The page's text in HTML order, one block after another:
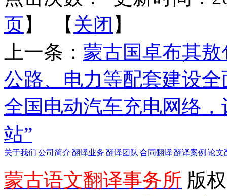
页】 【 关闭 】
上一条： 蒙古国卓布其
公路、电力等配套建设全
全国电动汽车充电网络
站”
关于我们 公司简介 翻译业务 翻译团队 合同翻译 翻译案例 论文
蒙古语文翻译事务所 版